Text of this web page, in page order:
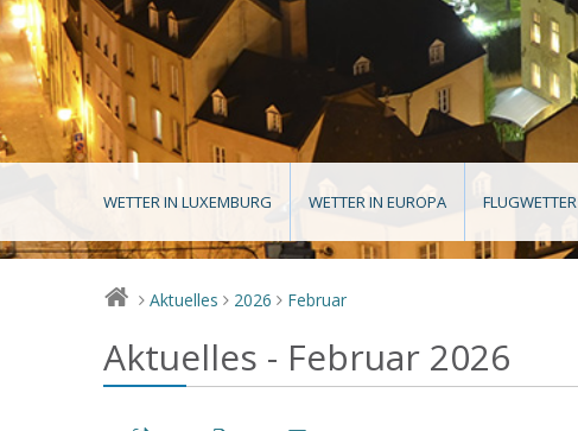
WETTER IN LUXEMBURG WETTER IN EUROPA FLUGWETTER
> Aktuelles > 2026 > Februar
Aktuelles - Februar 2026